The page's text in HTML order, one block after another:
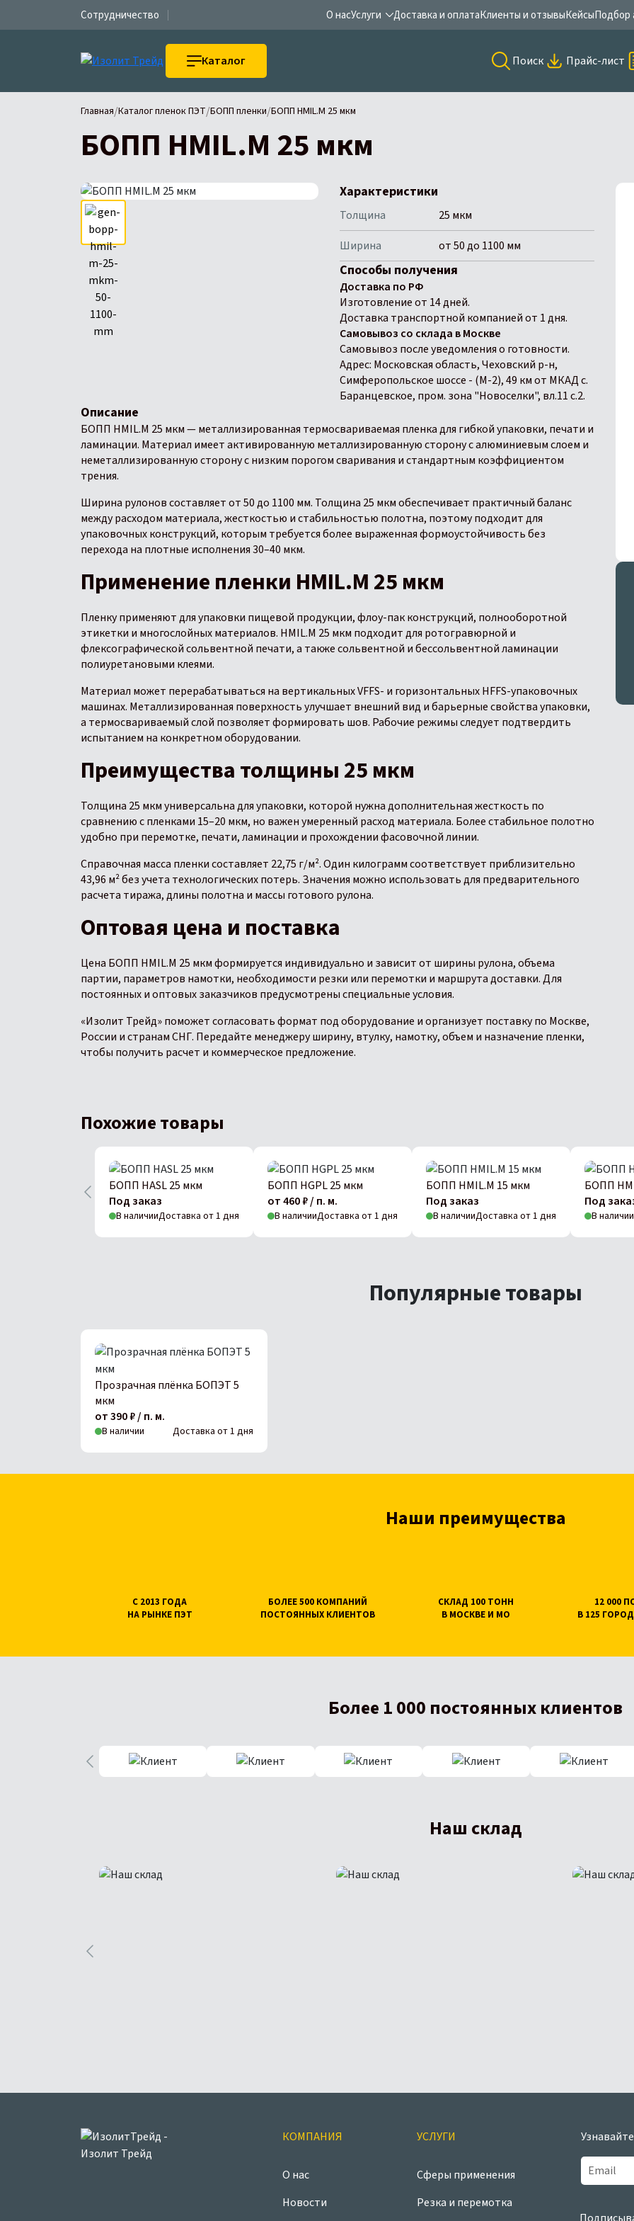
Сотрудничество О насУслуги Доставка и оплатаКлиенты и отзывыКейсыПодбор
Каталог Поиск Прайс-лист
Главная/Каталог пленок ПЭТ/БОПП пленки/БОПП HMIL.M 25 мкм
БОПП HMIL.M 25 мкм
Характеристики
Толщина
25 мкм
Ширина
от 50 до 1100 мм
Способы получения
Доставка по РФ
Изготовление от 14 дней.
Доставка транспортной компанией от 1 дня.
Самовывоз со склада в Москве
Самовывоз после уведомления о готовности.
Адрес: Московская область, Чеховский р-н,
Симферопольское шоссе - (М-2), 49 км от МКАД с.
Баранцевское, пром. зона "Новоселки", вл.11 с.2.
Описание
БОПП HMIL.M 25 мкм — металлизированная термосвариваемая пленка для гибкой упаковки, печати и
ламинации. Материал имеет активированную металлизированную сторону с алюминиевым слоем и
неметаллизированную сторону с низким порогом сваривания и стандартным коэффициентом
трения.
Ширина рулонов составляет от 50 до 1100 мм. Толщина 25 мкм обеспечивает практичный баланс
между расходом материала, жесткостью и стабильностью полотна, поэтому подходит для
упаковочных конструкций, которым требуется более выраженная формоустойчивость без
перехода на плотные исполнения 30–40 мкм.
Применение пленки HMIL.M 25 мкм
Пленку применяют для упаковки пищевой продукции, флоу-пак конструкций, полнооборотной
этикетки и многослойных материалов. HMIL.M 25 мкм подходит для ротогравюрной и
флексографической сольвентной печати, а также сольвентной и бессольвентной ламинации
полиуретановыми клеями.
Материал может перерабатываться на вертикальных VFFS- и горизонтальных HFFS-упаковочных
машинах. Металлизированная поверхность улучшает внешний вид и барьерные свойства упаковки,
а термосвариваемый слой позволяет формировать шов. Рабочие режимы следует подтвердить
испытанием на конкретном оборудовании.
Преимущества толщины 25 мкм
Толщина 25 мкм универсальна для упаковки, которой нужна дополнительная жесткость по
сравнению с пленками 15–20 мкм, но важен умеренный расход материала. Более стабильное полотно
удобно при перемотке, печати, ламинации и прохождении фасовочной линии.
Справочная масса пленки составляет 22,75 г/м². Один килограмм соответствует приблизительно
43,96 м² без учета технологических потерь. Значения можно использовать для предварительного
расчета тиража, длины полотна и массы готового рулона.
Оптовая цена и поставка
Цена БОПП HMIL.M 25 мкм формируется индивидуально и зависит от ширины рулона, объема
партии, параметров намотки, необходимости резки или перемотки и маршрута доставки. Для
постоянных и оптовых заказчиков предусмотрены специальные условия.
«Изолит Трейд» поможет согласовать формат под оборудование и организует поставку по Москве,
России и странам СНГ. Передайте менеджеру ширину, втулку, намотку, объем и назначение пленки,
чтобы получить расчет и коммерческое предложение.
Похожие товары
БОПП HASL 25 мкм
Под заказ
В наличииДоставка от 1 дня
БОПП HGPL 25 мкм
от 460 ₽ / п. м.
В наличииДоставка от 1 дня
БОПП HMIL.M 15 мкм
Под заказ
В наличииДоставка от 1 дня
БОПП
Под
В наличии
Популярные товары
Прозрачная плёнка БОПЭТ 5
мкм
от 390 ₽ / п. м.
В наличии Доставка от 1 дня
Наши преимущества
С 2013 ГОДА
НА РЫНКЕ ПЭТ
БОЛЕЕ 500 КОМПАНИЙ
ПОСТОЯННЫХ КЛИЕНТОВ
СКЛАД 100 ТОНН
В МОСКВЕ И МО
12 000
В 125
Более 1 000 постоянных клиентов
Наш склад
КОМПАНИЯ
О нас
Новости
УСЛУГИ
Сферы применения
Резка и перемотка